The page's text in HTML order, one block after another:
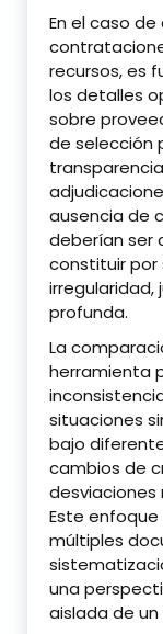
En el caso
recursos, es
los detalles
sobre
de selección
ausencia de
deberían ser
constituir por
irregularidad,
profunda.
La
herramienta
situaciones
bajo
cambios de
Este
múltiples
una
aislada de